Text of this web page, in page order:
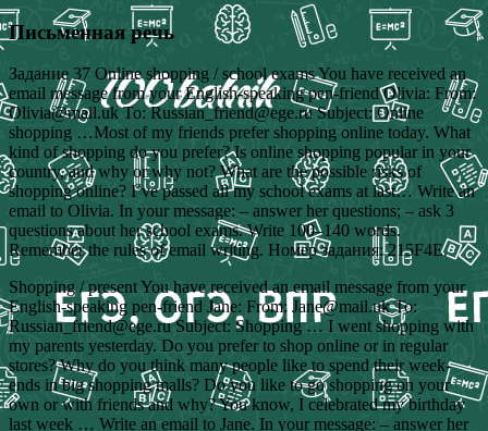
Письменная речь
Задание 37 Online shopping / school exams You have received an
email message from your English-speaking pen-friend Olivia: From:
Olivia@mail.uk To: Russian_friend@ege.ru Subject: Online
shopping …Most of my friends prefer shopping online today. What
kind of shopping do you prefer? Is online shopping popular in your
country, and why or why not? What are the possible risks of
shopping online? I’ve passed all my school exams at last… Write an
email to Olivia. In your message: – answer her questions; – ask 3
questions about her school exams. Write 100–140 words.
Remember the rules of email writing. Номер задания: 215F4E.
Shopping / present You have received an email message from your
English-speaking pen-friend Jane: From: Jane@mail.uk To:
Russian_friend@ege.ru Subject: Shopping … I went shopping with
my parents yesterday. Do you prefer to shop online or in regular
stores? Why do you think many people like to spend their week-
ends in big shopping malls? Do you like to go shopping on your
own or with friends and why? You know, I celebrated my birthday
last week … Write an email to Jane. In your message: – answer her